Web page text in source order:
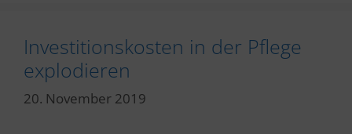
Investitionskosten in der Pflege
explodieren
20. November 2019